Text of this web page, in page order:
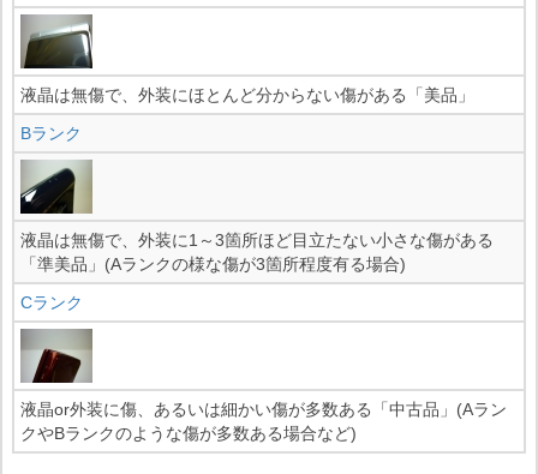
液晶は無傷で、外装にほとんど分からない傷がある「美品」
Bランク
液晶は無傷で、外装に1～3箇所ほど目立たない小さな傷がある
「準美品」(Aランクの様な傷が3箇所程度有る場合)
Cランク
液晶or外装に傷、あるいは細かい傷が多数ある「中古品」(Aラン
クやBランクのような傷が多数ある場合など)